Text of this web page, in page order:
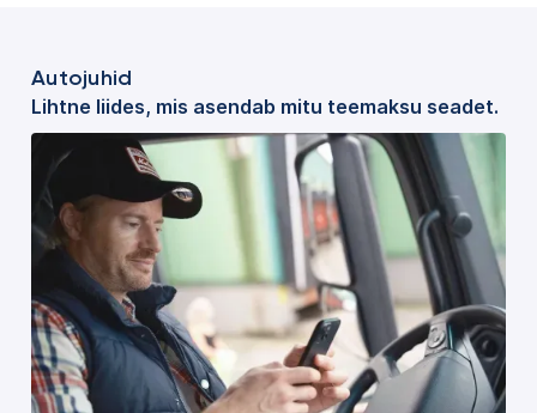
Autojuhid
Lihtne liides, mis asendab mitu teemaksu seadet.